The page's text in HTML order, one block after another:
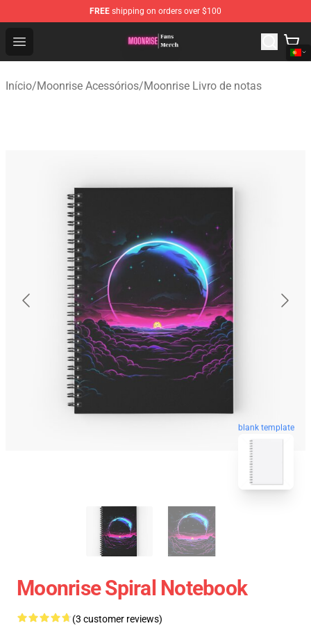
FREE shipping on orders over $100
Open menu
Moonrise Store - Official Moonrise Merchandise Shop
Início/Moonrise Acessórios/Moonrise Livro de notas
blank template
Moonrise Spiral Notebook
(3 customer reviews)